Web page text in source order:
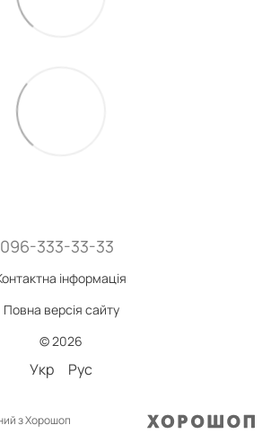
096-333-33-33
інформація
Повна версія сайту
© 2026
Укр Рус
з Хорошоп